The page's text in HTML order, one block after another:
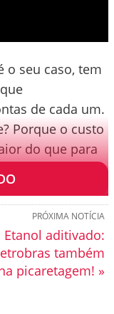
o seu caso, tem
de cada um.
Porque o custo
do que para
PRÓXIMA NOTÍCIA
Etanol aditivado:
também
picaretagem! »